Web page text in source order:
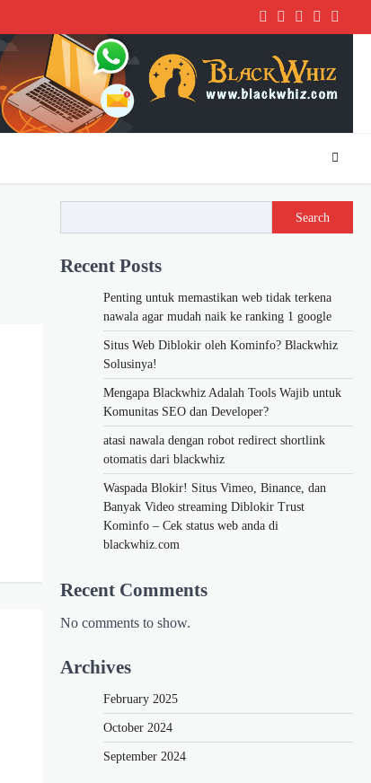
Twitter
Facebook
LinkedIn
Instagram
Search
Recent Posts
Penting untuk memastikan web tidak terkena
nawala agar mudah naik ke ranking 1 google
Situs Web Diblokir oleh Kominfo? Blackwhiz
Solusinya!
Mengapa Blackwhiz Adalah Tools Wajib untuk
Komunitas SEO dan Developer?
atasi nawala dengan robot redirect shortlink
otomatis dari blackwhiz
Waspada Blokir! Situs Vimeo, Binance, dan
Banyak Video streaming Diblokir Trust
Kominfo – Cek status web anda di
blackwhiz.com
Recent Comments
No comments to show.
Archives
February 2025
October 2024
September 2024